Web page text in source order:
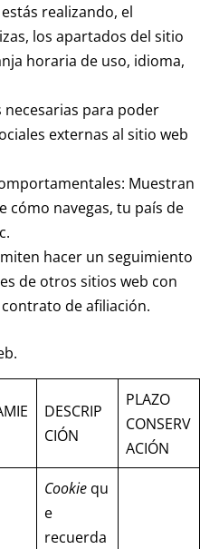
realizando, el
los apartados del sitio
horaria de uso, idioma,
necesarias para poder
externas al sitio web
Muestran
cómo navegas, tu país de
hacer un seguimiento
de otros sitios web con
de afiliación.
DESCRIP
CIÓN
PLAZO
CONSERV
ACIÓN
Cookie qu
e
recuerda